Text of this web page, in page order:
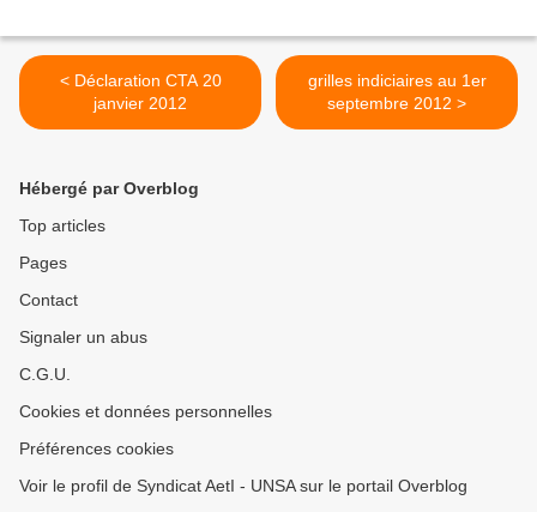
< Déclaration CTA 20
janvier 2012
grilles indiciaires au 1er
septembre 2012 >
Hébergé par Overblog
Top articles
Pages
Contact
Signaler un abus
C.G.U.
Cookies et données personnelles
Préférences cookies
Voir le profil de Syndicat AetI - UNSA sur le portail Overblog